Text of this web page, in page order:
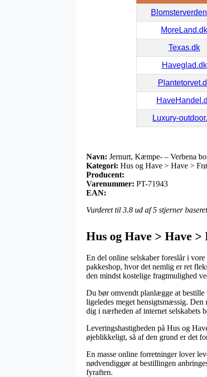
MoreLand.dk
Texas.dk
Haveglad.dk
Luxury-
Navn: Jernurt, Kæmpe- – Verbena
Kategori: Hus og Have > Have >
Producent:
Varenummer: PT-71943
EAN:
Vurderet til 3.8 ud af 5 stjerner
Hus og Have > Have
En del online selskaber foreslår i
pakkeshop, hvor det nemlig er ret
den mindst kostelige fragtmulighed
Du bør omvendt planlægge at
ligeledes meget hensigtsmæssig.
dig i nærheden af internet selskabets
Leveringshastigheden på Hus og
øjeblikkeligt, så af den grund er det
En masse online forretninger lover
nødvendiggør at bestillingen
fyraften.